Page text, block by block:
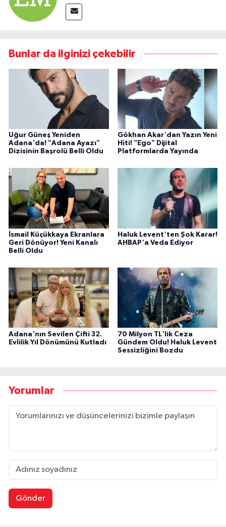
Bunlar da ilginizi çekebilir
Uğur Güneş Yeniden
Adana'da! "Adana Ayazı"
Dizisinin Başrolü Belli Oldu
Gökhan Akar'dan Yazın Yeni
Hiti! "Ego" Dijital
Platformlarda Yayında
İsmail Küçükkaya Ekranlara
Geri Dönüyor! Yeni Kanalı
Belli Oldu
Haluk Levent'ten Şok Karar!
AHBAP'a Veda Ediyor
Adana'nın Sevilen Çifti 32.
Evlilik Yıl Dönümünü Kutladı
70 Milyon TL'lik Ceza
Gündem Oldu! Haluk Levent
Sessizliğini Bozdu
Yorumlar
Gönder